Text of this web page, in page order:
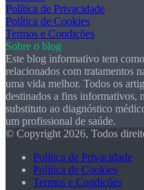
Política de Privacidade
Política de Cookies
Termos e Condições
Sobre o blog
Este blog informativo tem
relacionados com tratamentos
uma vida melhor. Todos os
destinados a fins informativos,
substituto ao diagnóstico
um profissional de saúde.
© Copyright 2026, Todos
Política de Privacidade
Política de Cookies
Termos e Condições